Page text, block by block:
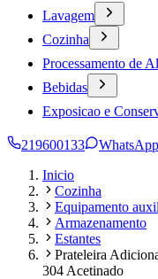
Lavagem
Cozinha
Processamento de
Bebidas
Exposicao e
219600133
WhatsApp
Inicio
Cozinha
Equipamento
Armazenamento
Estantes
Prateleira
304 Acetinado